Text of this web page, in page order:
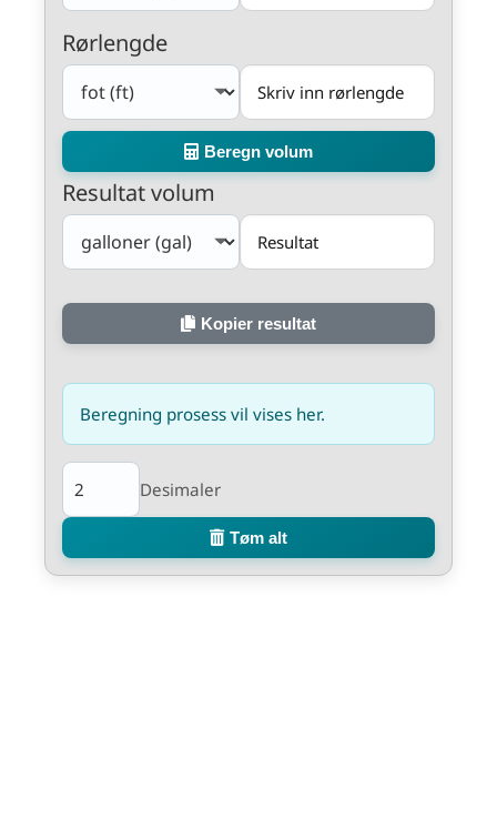
Rørlengde
Beregn volum
Resultat volum
Kopier resultat
Beregning prosess vil vises her.
Desimaler
Tøm alt